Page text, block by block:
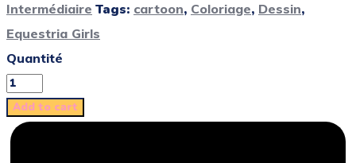
Intermédiaire Tags: cartoon, Coloriage, Dessin,
Equestria Girls
Quantité
Add to cart